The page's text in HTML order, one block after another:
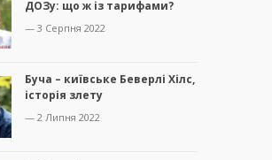
ДОЗу: що ж із тарифами?
— 3 Серпня 2022
Буча – київське Беверлі Хілс,
історія злету
— 2 Липня 2022